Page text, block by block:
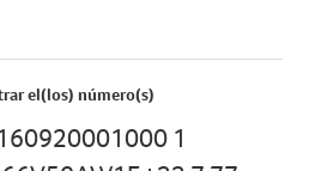
el(los) número(s)
1